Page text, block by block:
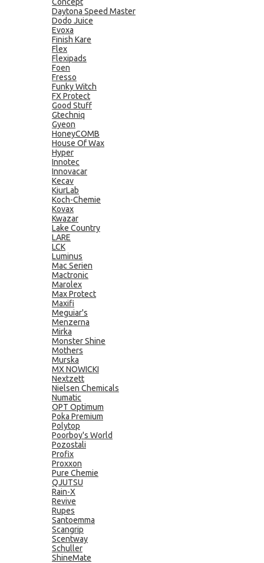
Daytona Speed Master
Dodo Juice
Evoxa
Finish Kare
Flex
Flexipads
Foen
Fresso
Funky Witch
FX Protect
Good Stuff
Gtechniq
Gyeon
HoneyCOMB
House Of Wax
Hyper
Innotec
Innovacar
Kecav
KiurLab
Koch-Chemie
Kovax
Kwazar
Lake Country
LARE
LCK
Luminus
Mac Serien
Mactronic
Marolex
Max Protect
Maxifi
Meguiar's
Menzerna
Mirka
Monster Shine
Mothers
Murska
MX NOWICKI
Nextzett
Nielsen Chemicals
Numatic
OPT Optimum
Poka Premium
Polytop
Poorboy's World
Pozostali
Profix
Proxxon
Pure Chemie
QJUTSU
Rain-X
Revive
Rupes
Santoemma
Scangrip
Scentway
Schuller
ShineMate